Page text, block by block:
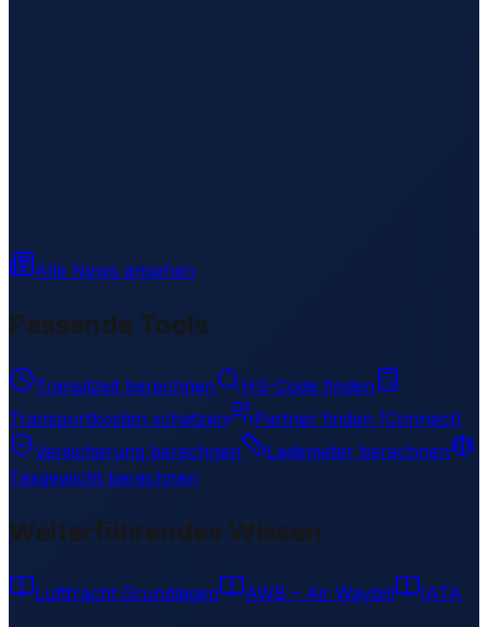
Alle News ansehen
Passende Tools
Transitzeit berechnen
HS-Code finden
Transportkosten schätzen
Partner finden (Connect)
Versicherung berechnen
Lademeter berechnen
Taxgewicht berechnen
Weiterführendes Wissen
Luftfracht Grundlagen AWB – Air Waybill IATA